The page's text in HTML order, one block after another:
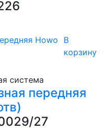
В
корзину
система
передняя
27